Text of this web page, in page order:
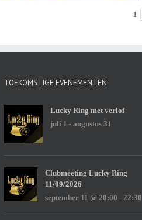
1
TOEKOMSTIGE EVENEMENTEN
Lucky Ring met verlof
juli 1 - augustus 31
Clubmeeting Lucky Ring
11/09/2026
september 11 @ 20:00 -22:30